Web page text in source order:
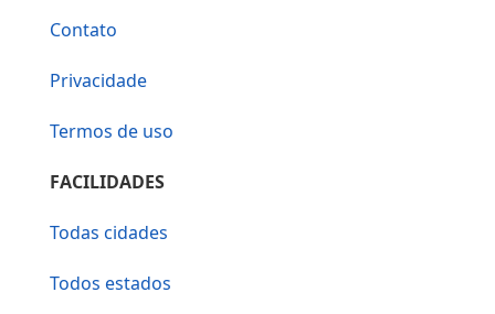
Contato
Privacidade
Termos de uso
FACILIDADES
Todas cidades
Todos estados